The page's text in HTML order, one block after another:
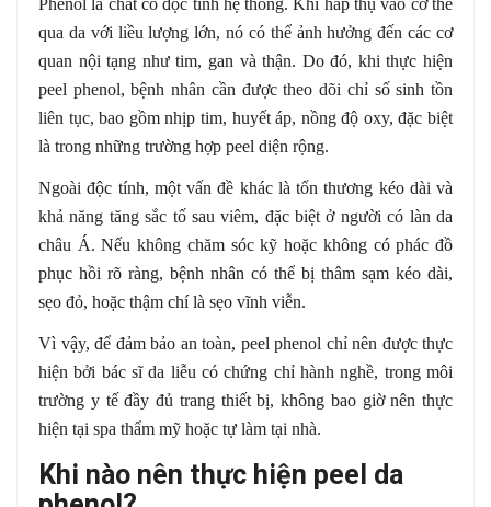
Phenol là chất có độc tính hệ thống. Khi hấp thụ vào cơ thể
qua da với liều lượng lớn, nó có thể ảnh hưởng đến các cơ
quan nội tạng như tim, gan và thận. Do đó, khi thực hiện
peel phenol, bệnh nhân cần được theo dõi chỉ số sinh tồn
liên tục, bao gồm nhịp tim, huyết áp, nồng độ oxy, đặc biệt
là trong những trường hợp peel diện rộng.
Ngoài độc tính, một vấn đề khác là tổn thương kéo dài và
khả năng tăng sắc tố sau viêm, đặc biệt ở người có làn da
châu Á. Nếu không chăm sóc kỹ hoặc không có phác đồ
phục hồi rõ ràng, bệnh nhân có thể bị thâm sạm kéo dài,
sẹo đỏ, hoặc thậm chí là sẹo vĩnh viễn.
Vì vậy, để đảm bảo an toàn, peel phenol chỉ nên được thực
hiện bởi bác sĩ da liễu có chứng chỉ hành nghề, trong môi
trường y tế đầy đủ trang thiết bị, không bao giờ nên thực
hiện tại spa thẩm mỹ hoặc tự làm tại nhà.
Khi nào nên thực hiện peel da